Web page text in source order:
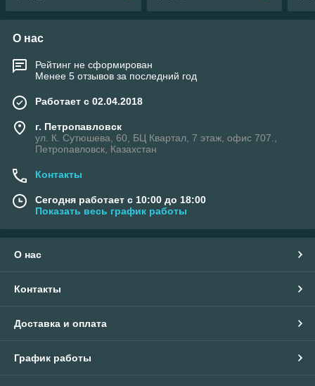
О нас
Рейтинг не сформирован
Менее 5 отзывов за последний год
Работает с 02.04.2018
г. Петропавловск
ул. К. Сутюшева, 60, БЦ Квартал, 7 этаж, офис 707.,
Петропавловск, Казахстан
Контакты
Сегодня работает с 10:00 до 18:00
Показать весь график работы
О нас
Контакты
Доставка и оплата
График работы